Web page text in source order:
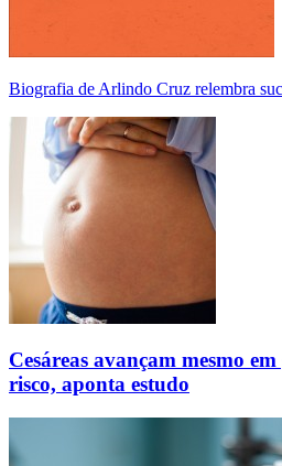
Biografia de Arlindo Cruz relembra
Cesáreas avançam mesmo
risco, aponta estudo